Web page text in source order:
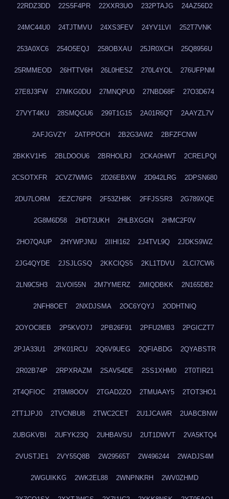
22RDZ3DD 22S5F4PR 22XXR3UO 232PTAJG 24AZ56D2
24MC44U0 24TJTMVU 24XS3FEV 24YV1LVI 252T7VNK
253A0XC6 254O5EQJ 258OBXAU 25JR0XCH 25Q8956U
25RMMEOD 26HTTV6H 26L0HESZ 270L4YOL 276UFPNM
27E8J3FW 27MKG0DU 27MNQPU0 27NBD68F 27O3D674
27VYT4KU 28SMQGU6 299T1G15 2A01R6QT 2AAYZL7V
2AFJGVZY 2ATPPOCH 2B2G3AW2 2BFZFCNW
2BKKV1H5 2BLDOOU6 2BRHOLRJ 2CKA0HWT 2CRELPQI
2CSOTXFR 2CVZ7WMG 2D26EBXW 2D942LRG 2DPSN680
2DU7LORM 2EZC76PR 2F53ZH8K 2FFJSSR3 2G789XQE
2G8M6D58 2HDT2UKH 2HLBXGGN 2HMC2F0V
2HO7QAUP 2HYWPJNU 2IIHI162 2J4TVL9Q 2JDKS9WZ
2JG4QYDE 2JSJLGSQ 2KKCIQS5 2KL1TDVU 2LCI7CW6
2LN9C5H3 2LVOI55N 2M7YMERZ 2MIQDBKK 2N165DB2
2NFH8OET 2NXDJSMA 2OC6YQYJ 2ODHTNIQ
2OYOC8EB 2P5KVO7J 2PB26F91 2PFU2MB3 2PGICZT7
2PJA33U1 2PK01RCU 2Q6V9UEG 2QFIABDG 2QYABSTR
2R02B74P 2RPXRAZM 2SAV54DE 2SS1XHM0 2T0TIR21
2T4QFIOC 2T8M8OOV 2TGAD2ZO 2TMUAAY5 2TOT3HO1
2TT1JPJ0 2TVCNBU8 2TWC2CET 2U1JCAWR 2UABCBNW
2UBGKVBI 2UFYK23Q 2UHBAVSU 2UT1DWVT 2VA5KTQ4
2VUSTJE1 2VY55Q8B 2W29565T 2W496244 2WADJS4M
2WGUIKKG 2WK2EL88 2WNPNKRH 2WV0ZHMD